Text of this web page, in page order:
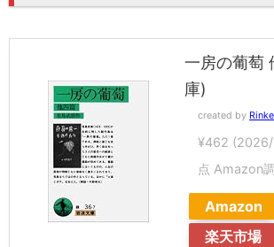
一房の葡萄
庫)
created by
¥462
点 Amazon
Amazon
楽天市場